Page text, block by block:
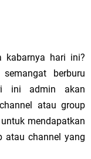
kabarnya hari ini?
berburu
ini admin akan
atau group
mendapatkan
atau channel yang